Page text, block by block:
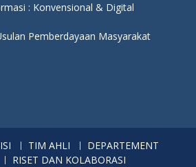
: Konvensional & Digital
Pemberdayaan Masyarakat
TIM AHLI
DEPARTEMENT
RISET DAN KOLABORASI